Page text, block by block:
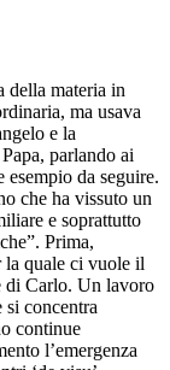
della materia in
ma usava
e la
parlando ai
da seguire.
che ha vissuto un
e soprattutto
Prima,
la quale ci vuole il
di Carlo. Un lavoro
si concentra
continue
l’emergenza